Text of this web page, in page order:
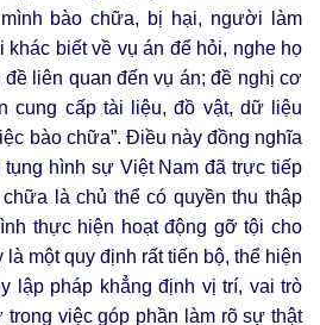
bào chữa, bị hại, người làm
biết về vụ án để hỏi, nghe họ
liên quan đến vụ án; đề nghị cơ
cung cấp tài liệu, đồ vật, dữ liệu
bào chữa”. Điều này đồng nghĩa
hình sự Việt Nam đã trực tiếp
là chủ thể có quyền thu thập
thực hiện hoạt động gỡ tội cho
một quy định rất tiến bộ, thể hiện
lập pháp khẳng định vị trí, vai trò
trong việc góp phần làm rõ sự thật